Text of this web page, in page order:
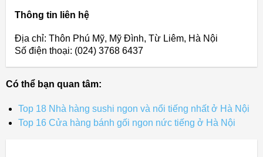
Thông tin liên hệ
Địa chỉ: Thôn Phú Mỹ, Mỹ Đình, Từ Liêm, Hà Nội
Số điện thoại: (024) 3768 6437
Có thể bạn quan tâm:
Top 18 Nhà hàng sushi ngon và nổi tiếng nhất ở Hà Nội
Top 16 Cửa hàng bánh gối ngon nức tiếng ở Hà Nội